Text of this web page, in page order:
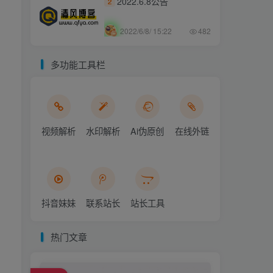
2022/6/8/ 15:22 482
多功能工具栏
视频解析 水印解析 Ai伪原创 在线外链
抖音妹妹 联系站长 站长工具
热门文章